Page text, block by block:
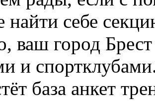
найти себе
ваш город
и
база анкет